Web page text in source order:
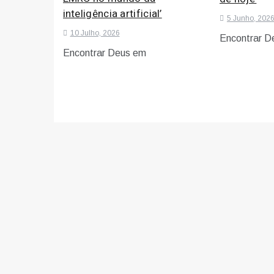
inteligência artificial’
10 Julho, 2026
Encontrar Deus em
5 Junho, 2026
Encontrar